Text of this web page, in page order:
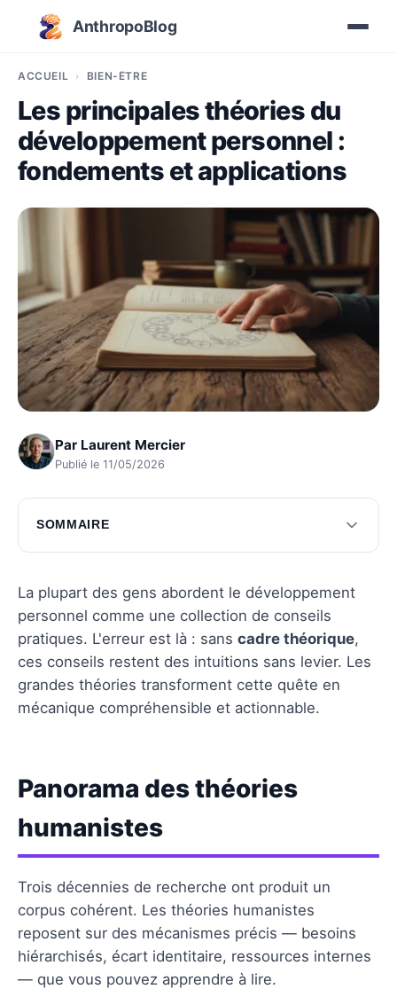
AnthropoBlog
ACCUEIL BIEN-ÊTRE
Les principales théories du
développement personnel :
fondements et applications
Par Laurent Mercier
Publié le 11/05/2026
SOMMAIRE
Panorama des théories humanistes
Exploration des théories cognitives
Questions fréquentes
La plupart des gens abordent le développement
personnel comme une collection de conseils
pratiques. L'erreur est là : sans cadre théorique,
ces conseils restent des intuitions sans levier. Les
grandes théories transforment cette quête en
mécanique compréhensible et actionnable.
Panorama des théories
humanistes
Trois décennies de recherche ont produit un
corpus cohérent. Les théories humanistes
reposent sur des mécanismes précis — besoins
hiérarchisés, écart identitaire, ressources internes
— que vous pouvez apprendre à lire.